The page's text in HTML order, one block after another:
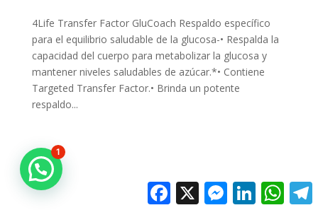
4Life Transfer Factor GluCoach Respaldo específico
para el equilibrio saludable de la glucosa-• Respalda la
capacidad del cuerpo para metabolizar la glucosa y
mantener niveles saludables de azúcar.*• Contiene
Targeted Transfer Factor.• Brinda un potente
respaldo...
Facebook Messenger
LinkedIn
1